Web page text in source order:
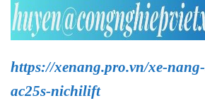
https://xenang.pro.vn/xe-
ac25s-nichilift